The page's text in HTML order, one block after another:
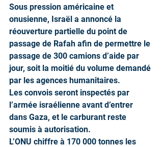
Sous pression américaine et
onusienne, Israël a annoncé la
réouverture partielle du point de
passage de Rafah afin de permettre le
passage de 300 camions d’aide par
jour, soit la moitié du volume demandé
par les agences humanitaires.
Les convois seront inspectés par
l’armée israélienne avant d’entrer
dans Gaza, et le carburant reste
soumis à autorisation.
L’ONU chiffre à 170 000 tonnes les